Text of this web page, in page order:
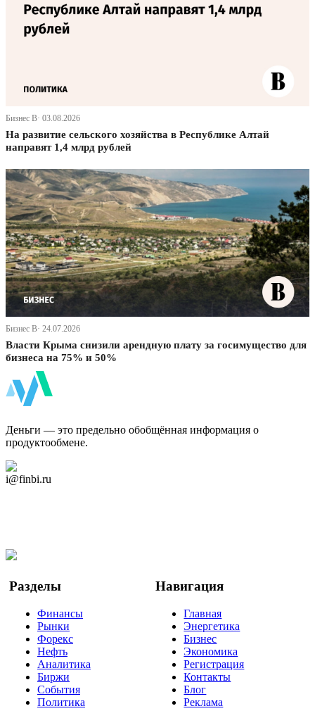
Бизнес В· 03.08.2026
На развитие сельского хозяйства в Республике Алтай
направят 1,4 млрд рублей
Бизнес В· 24.07.2026
Власти Крыма снизили арендную плату за госимущество для
бизнеса на 75% и 50%
Деньги — это предельно обобщённая информация о
продуктообмене.
i@finbi.ru
Разделы
Финансы
Рынки
Форекс
Нефть
Аналитика
Биржи
События
Политика
Навигация
Главная
Энергетика
Бизнес
Экономика
Регистрация
Контакты
Блог
Реклама